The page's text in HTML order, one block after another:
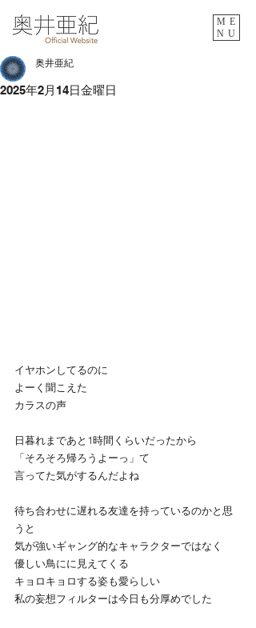
ME
NU
2025年2月14日金曜日
奥井亜紀
イヤホンしてるのに
よーく聞こえた
カラスの声
日暮れまであと1時間くらいだったから
「そろそろ帰ろうよーっ」て
言ってた気がするんだよね
待ち合わせに遅れる友達を持っているのかと思
うと
気が強いギャング的なキャラクターではなく
優しい鳥にに見えてくる
キョロキョロする姿も愛らしい
私の妄想フィルターは今日も分厚めでした